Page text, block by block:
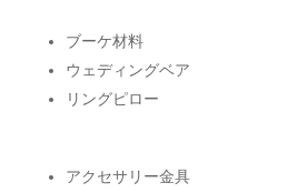
ブーケ材料
ウェディングベア
リングピロー
アクセサリー金具